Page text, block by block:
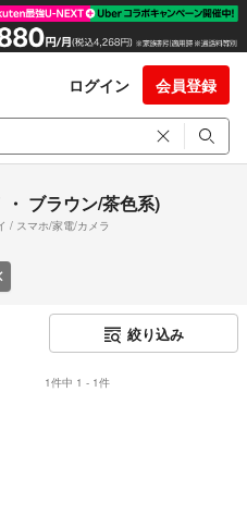
ログイン 会員登録
ブラウン/茶色系)
/ スマホ/家電/カメラ
絞り込み
1件中 1 - 1件